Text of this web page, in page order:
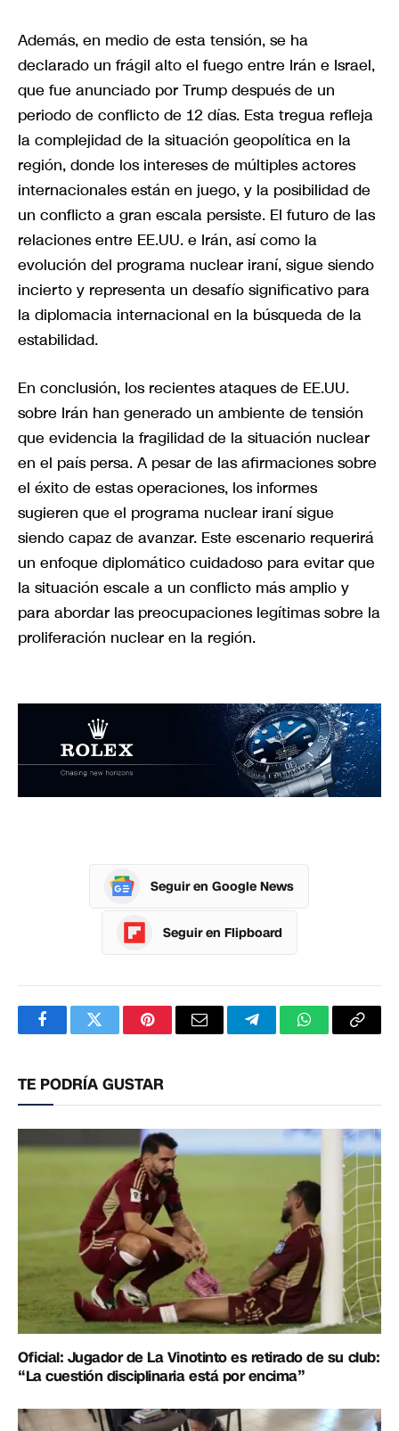
Además, en medio de esta tensión, se ha
declarado un frágil alto el fuego entre Irán e Israel,
que fue anunciado por Trump después de un
periodo de conflicto de 12 días. Esta tregua refleja
la complejidad de la situación geopolítica en la
región, donde los intereses de múltiples actores
internacionales están en juego, y la posibilidad de
un conflicto a gran escala persiste. El futuro de las
relaciones entre EE.UU. e Irán, así como la
evolución del programa nuclear iraní, sigue siendo
incierto y representa un desafío significativo para
la diplomacia internacional en la búsqueda de la
estabilidad.
En conclusión, los recientes ataques de EE.UU.
sobre Irán han generado un ambiente de tensión
que evidencia la fragilidad de la situación nuclear
en el país persa. A pesar de las afirmaciones sobre
el éxito de estas operaciones, los informes
sugieren que el programa nuclear iraní sigue
siendo capaz de avanzar. Este escenario requerirá
un enfoque diplomático cuidadoso para evitar que
la situación escale a un conflicto más amplio y
para abordar las preocupaciones legítimas sobre la
proliferación nuclear en la región.
Seguir en Google News
Seguir en Flipboard
FacebookTwitterPinterestCorreoTelegramWhatsApp
TE PODRÍA GUSTAR
Oficial: Jugador de La Vinotinto es retirado de su club:
“La cuestión disciplinaria está por encima”